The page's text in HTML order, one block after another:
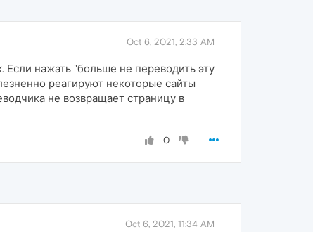
Oct 6, 2021, 2:33 AM
Если нажать "больше не переводить эту
реагируют некоторые сайты
не возвращает страницу в
0
Oct 6, 2021, 11:34 AM